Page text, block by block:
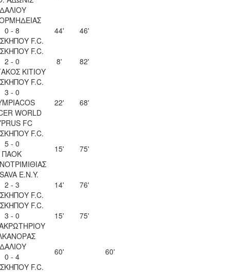
0 - 8
F.C.
44'
46'
F.C.
2 - 0
ΚΙΤΙΟΥ
8'
82'
F.C.
3 - 0
WORLD
FC
22' 68'
F.C.
5 - 0
ΠΑΟΚ
15' 75'
Ε.Ν.Y.
2 - 3
F.C.
14'
76'
F.C.
3 - 0
15'
75'
0 - 4
F.C.
60' 60'